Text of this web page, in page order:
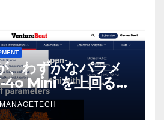
、わずかなパラメ
4o Mini を上回る新
ソース モデルをリ
MANAGETECH